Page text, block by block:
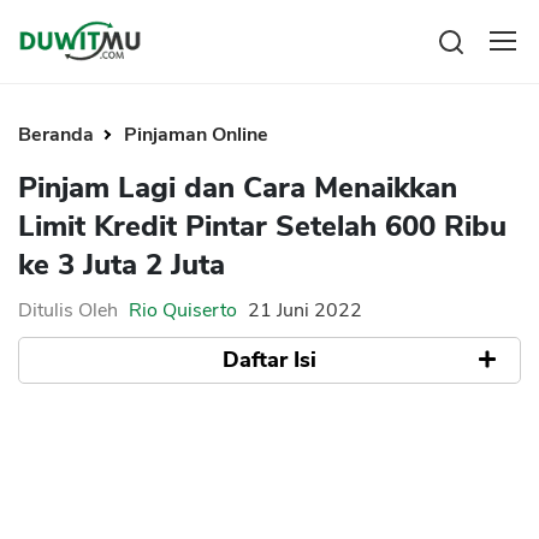
Saham
Bitcoin
Investasi
Pengeluaran
Asuransi
Rencana Keuangan
Kartu Kredit
KPR
KTA
Pinjaman Online
Hutang
Pinjaman
Kartu Kredit
Beranda Pinjaman Online
Pinjam Lagi dan Cara Menaikkan
Limit Kredit Pintar Setelah 600 Ribu
ke 3 Juta 2 Juta
Ditulis Oleh Rio Quiserto 21 Juni 2022
Daftar Isi